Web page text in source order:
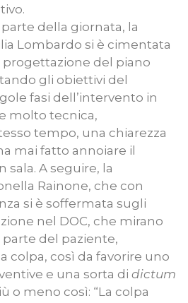
della giornata, la
Lombardo si è cimentata
progettazione del piano
gli obiettivi del
fasi dell’intervento in
molto tecnica,
tempo, una chiarezza
mai fatto annoiare il
A seguire, la
Rainone, che con
si è soffermata sugli
nel DOC, che mirano
parte del paziente,
colpa, così da favorire uno
e una sorta di dictum
o meno così: “La colpa